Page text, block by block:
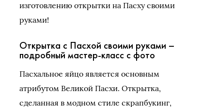
изготовлению открытки на Пасху своими
руками!
Открытка с Пасхой своими руками –
подробный мастер-класс с фото
Пасхальное яйцо является основным
атрибутом Великой Пасхи. Открытка,
сделанная в модном стиле скрапбукинг,